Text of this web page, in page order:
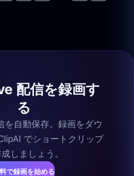
配信を録画す
る
を自動保存。録画をダウ
でショートクリップ
しましょう。
で録画を始める